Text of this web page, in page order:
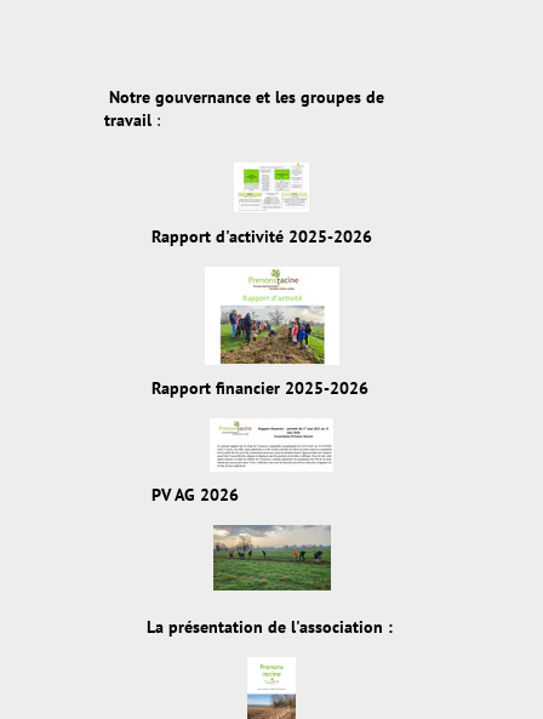
Notre gouvernance et les groupes de
travail:
Rapport d'activité 2025-2026
Rapport financier 2025-2026
PV AG 2026
La présentation de l'association :